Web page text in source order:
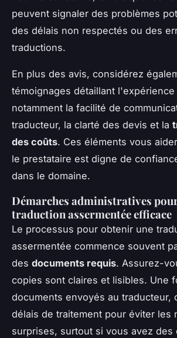
peuvent signaler des problèmes
des délais non respectés ou des
traductions.
En plus des avis, considérez
témoignages détaillant l'expérience
notamment la facilité de
traducteur, la clarté des devis et la
des coûts. Ces éléments vous
le prestataire est digne de
dans le domaine.
Démarches administratives
traduction assermentée efficace
Le processus pour obtenir une
assermentée commence souvent
des documents requis. Assurez-
copies sont claires et lisibles. Une
documents envoyés au traducteur,
délais de traitement pour éviter les
surprises, surtout si vous avez des